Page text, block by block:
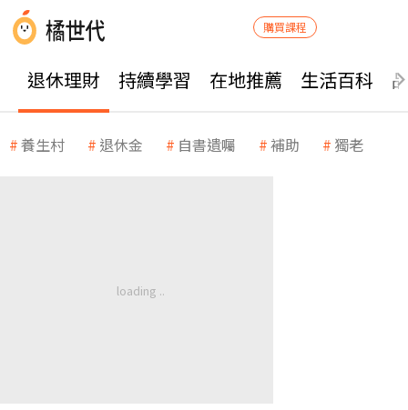
購買課程
退休理財 持續學習 在地推薦 生活百科
養生村 退休金 自書遺囑 補助 獨老